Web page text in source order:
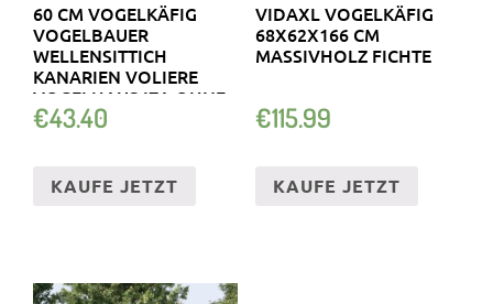
60 CM VOGELKÄFIG
VOGELBAUER
WELLENSITTICH
KANARIEN VOLIERE
VOGELHAUS IZA OHNE..
€43.40
KAUFE JETZT
VIDAXL VOGELKÄFIG
68X62X166 CM
MASSIVHOLZ FICHTE
€115.99
KAUFE JETZT